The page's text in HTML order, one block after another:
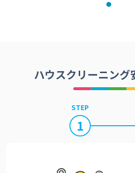
ハウスクリーニング
STEP
1